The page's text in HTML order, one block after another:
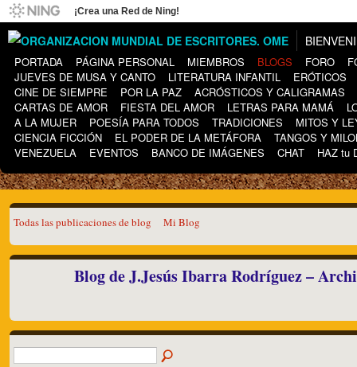
¡Crea una Red de Ning!
PORTADA PÁGINA PERSONAL MIEMBROS BLOGS FORO
JUEVES DE MUSA Y CANTO
LITERATURA INFANTIL
ERÓTICOS
CINE DE SIEMPRE
POR LA PAZ
ACRÓSTICOS Y CALIGRAMAS
CARTAS DE AMOR
FIESTA DEL AMOR LETRAS PARA MAMÁ
A LA MUJER
POESÍA PARA TODOS TRADICIONES
MITOS Y
CIENCIA FICCIÓN
EL PODER DE LA METÁFORA
TANGOS Y
VENEZUELA
EVENTOS BANCO DE IMÁGENES CHAT HAZ tu
Todas las publicaciones de blog Mi Blog
Blog de J.Jesús Ibarra Rodríguez –